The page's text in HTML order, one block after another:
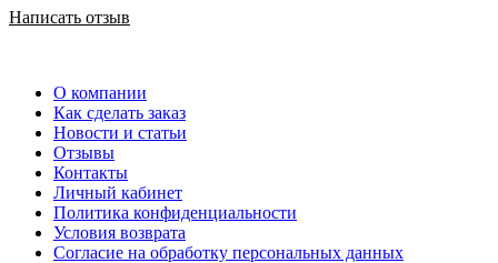
Написать отзыв
О компании
Как сделать заказ
Новости и статьи
Отзывы
Контакты
Личный кабинет
Политика конфиденциальности
Условия возврата
Согласие на обработку персональных данных